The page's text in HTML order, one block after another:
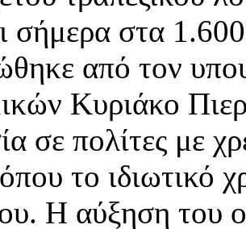
σήμερα στα
από τον
Κυριάκο
σε πολίτες με
το ιδιωτικό
Η αύξηση του